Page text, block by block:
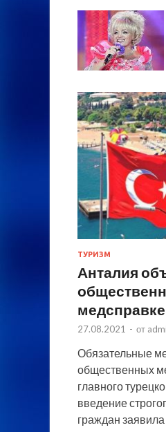
ТУРИЗМ
Анталия
медсправке
27.08.2021 - от
Обязательные
общественных
главного
введение
граждан